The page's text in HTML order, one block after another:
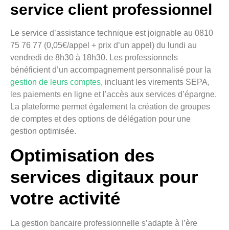
service client professionnel
Le service d’assistance technique est joignable au 0810
75 76 77 (0,05€/appel + prix d’un appel) du lundi au
vendredi de 8h30 à 18h30. Les professionnels
bénéficient d’un accompagnement personnalisé pour la
gestion de leurs comptes, incluant les virements SEPA,
les paiements en ligne et l’accès aux services d’épargne.
La plateforme permet également la création de groupes
de comptes et des options de délégation pour une
gestion optimisée.
Optimisation des
services digitaux pour
votre activité
La gestion bancaire professionnelle s’adapte à l’ère